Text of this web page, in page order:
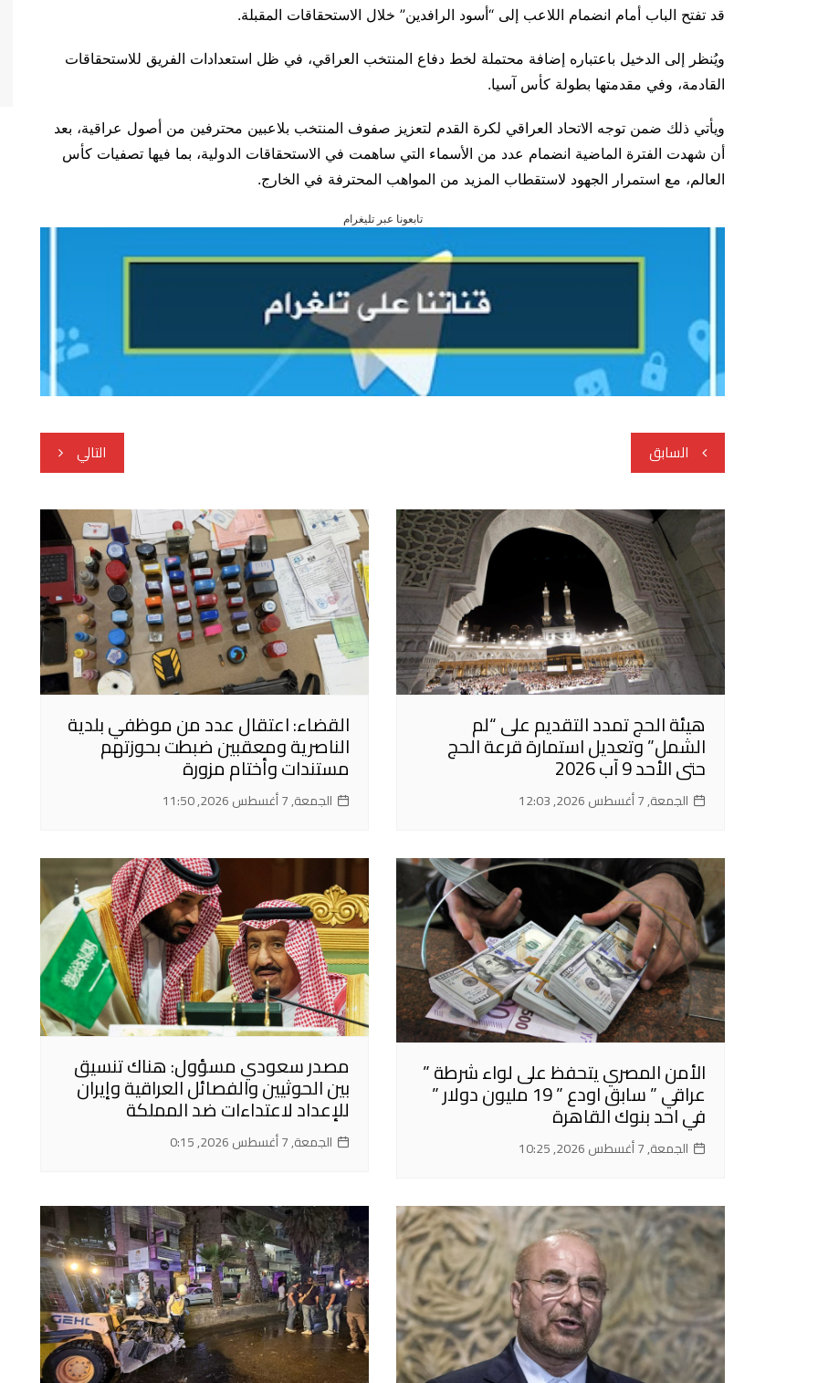
قد تفتح الباب أمام انضمام اللاعب إلى “أسود الرافدين” خلال الاستحقاقات المقبلة.
ويُنظر إلى الدخيل باعتباره إضافة محتملة لخط دفاع المنتخب العراقي، في ظل استعدادات الفريق للاستحقاقات
القادمة، وفي مقدمتها بطولة كأس آسيا.
ويأتي ذلك ضمن توجه الاتحاد العراقي لكرة القدم لتعزيز صفوف المنتخب بلاعبين محترفين من أصول عراقية، بعد
أن شهدت الفترة الماضية انضمام عدد من الأسماء التي ساهمت في الاستحقاقات الدولية، بما فيها تصفيات كأس
العالم، مع استمرار الجهود لاستقطاب المزيد من المواهب المحترفة في الخارج.
تابعونا عبر تليغرام
تصفّح
المقالات
السابق التالي
هيئة الحج تمدد التقديم على “لم
الشمل” وتعديل استمارة قرعة الحج
حتى الأحد 9 آب 2026
الجمعة, 7 أغسطس 2026, 12:03
القضاء: اعتقال عدد من موظفي بلدية
الناصرية ومعقبين ضبطت بحوزتهم
مستندات وأختام مزورة
الجمعة, 7 أغسطس 2026, 11:50
الأمن المصري يتحفظ على لواء شرطة ”
عراقي ” سابق اودع ” 19 مليون دولار ”
في احد بنوك القاهرة
الجمعة, 7 أغسطس 2026, 10:25
مصدر سعودي مسؤول: هناك تنسيق
بين الحوثيين والفصائل العراقية وإيران
للإعداد لاعتداءات ضد المملكة
الجمعة, 7 أغسطس 2026, 0:15